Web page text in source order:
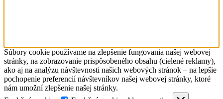
Súbory cookie používame na zlepšenie fungovania našej webovej
stránky, na zobrazovanie prispôsobeného obsahu (cielené reklamy),
ako aj na analýzu návštevnosti našich webových stránok – na lepšie
pochopenie preferencií návštevníkov našej webovej stránky, ktoré
nám umožní zlepšenie našej stránky.